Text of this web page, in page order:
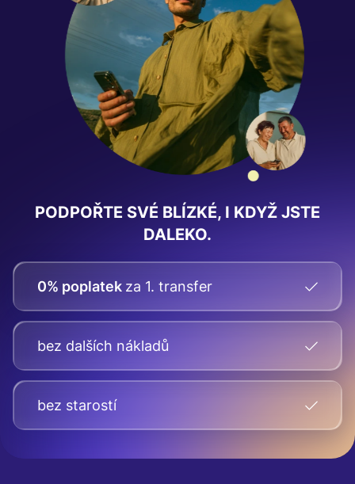
PODPOŘTE SVÉ BLÍZKÉ, I KDYŽ JSTE
DALEKO.
0% poplatek za 1. transfer
bez dalších nákladů
bez starostí